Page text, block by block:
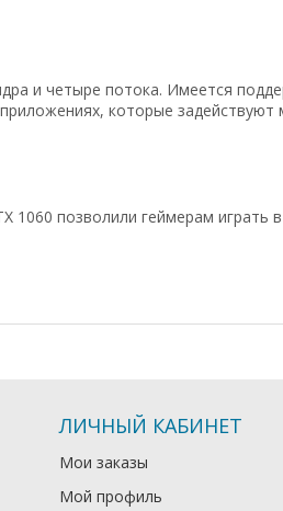
и четыре потока. Имеется
которые
1060 позволили геймерам играть
ЛИЧНЫЙ КАБИНЕТ
Мои заказы
Мой профиль